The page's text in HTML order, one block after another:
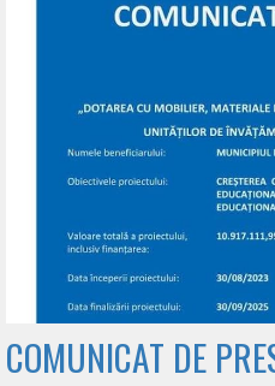
COMUNICAT DE